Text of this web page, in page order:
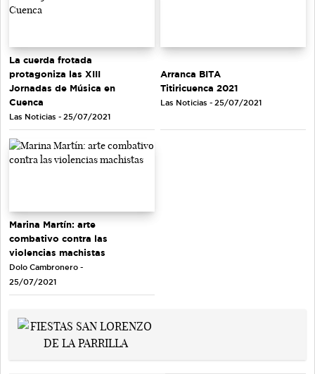
La cuerda frotada
protagoniza las XIII
Jornadas de Música en
Cuenca
Las Noticias - 25/07/2021
Arranca BITA
Titiricuenca 2021
Las Noticias - 25/07/2021
Marina Martín: arte
combativo contra las
violencias machistas
Dolo Cambronero -
25/07/2021